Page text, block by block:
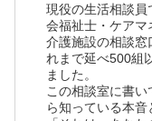
現役の生活相談
会福祉士・ケアマ
介護施設の相談窓
れまで延べ500組
ました。
この相談室に書
ら知っている本